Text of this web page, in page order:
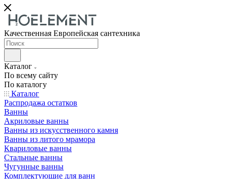
Качественная Европейская сантехника
Каталог
По всему сайту
По каталогу
Каталог
Распродажа остатков
Ванны
Акриловые ванны
Ванны из искусственного камня
Ванны из литого мрамора
Квариловые ванны
Стальные ванны
Чугунные ванны
Комплектующие для ванн